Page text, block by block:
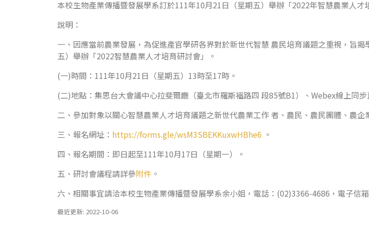
本校生物產業傳播暨發展學系訂於111年10月21日（星期五）舉辦「2022年智慧農業人
說明：
一、因應當前農業發展，為促進產官學研各界對於新世代智慧 農民培育議題之重視，旨
五）舉辦「2022智慧農業人才培育研討會」。
(一)時間：111年10月21日（星期五）13時至17時。
(二)地點：集思台大會議中心拉斐爾廳（臺北市羅斯福路四 段85號B1）、Webex線上同步
二、參加對象以關心智慧農業人才培育議題之新世代農業工作 者、農民、農民團體、農
三、報名網址： https://forms.gle/wsM3SBEKKuxwHBhe6 。
四、報名期間：即日起至111年10月17日（星期一）。
五、研討會議程請詳參附件 。
六、相關事宜請洽本校生物產業傳播暨發展學系余小姐，電話：(02)3366-4686，電子信箱
最近更新: 2022-10-06